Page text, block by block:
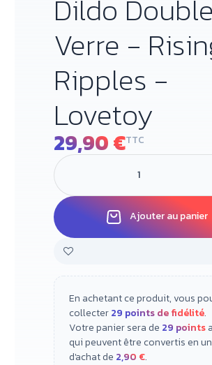
Dildo
Verre -
Ripples -
Lovetoy
29,90 €TTC
Ajouter au panier
En achetant ce produit, vous
collecter29 points de fidélité.
Votre panier sera de 29 points
qui peuvent être convertis en
d'achat de 2,90 €.